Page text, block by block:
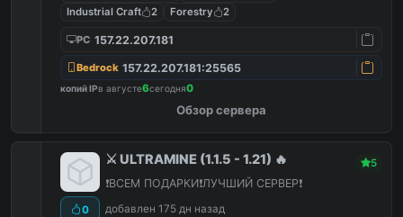
Industrial Craft
2 Forestry 2
PC 157.22.207.181
Bedrock 157.22.207.181:25565
копий IPв августе6сегодня0
Обзор сервера
0
⚔️ ULTRAMINE (1.1.5 - 1.21) 🔥 5
❗️ВСЕМ ПОДАРКИ❗️ЛУЧШИЙ СЕРВЕР❗️
добавлен 175 дн назад